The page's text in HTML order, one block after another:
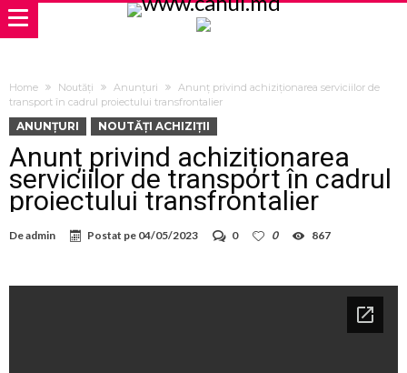
Home Noutăți Anunțuri
Anunț privind achiziționarea serviciilor de
transport în cadrul proiectului transfrontalier
ANUNȚURI NOUTĂȚI ACHIZIȚII
Anunț privind achiziționarea
serviciilor de transport în cadrul
proiectului transfrontalier
Deadmin Postat pe 04/05/2023 0 0 867